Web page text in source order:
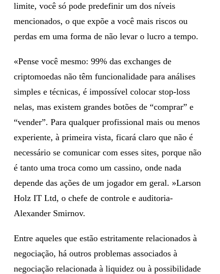
limite, você só pode predefinir um dos níveis
mencionados, o que expõe a você mais riscos ou
perdas em uma forma de não levar o lucro a tempo.
«Pense você mesmo: 99% das exchanges de
criptomoedas não têm funcionalidade para análises
simples e técnicas, é impossível colocar stop-loss
nelas, mas existem grandes botões de “comprar” e
“vender”. Para qualquer profissional mais ou menos
experiente, à primeira vista, ficará claro que não é
necessário se comunicar com esses sites, porque não
é tanto uma troca como um cassino, onde nada
depende das ações de um jogador em geral. »Larson
Holz IT Ltd, o chefe de controle e auditoria-
Alexander Smirnov.
Entre aqueles que estão estritamente relacionados à
negociação, há outros problemas associados à
negociação relacionada à liquidez ou à possibilidade